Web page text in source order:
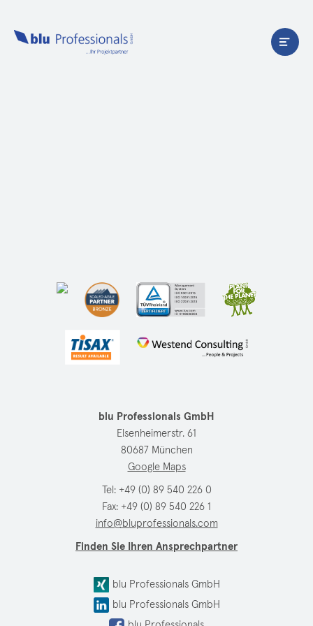
blu Professionals GmbH
Elsenheimerstr. 61
80687 München
Google Maps
Tel: +49 (0) 89 540 226 0
Fax: +49 (0) 89 540 226 1
info@bluprofessionals.com
Finden Sie Ihren Ansprechpartner
blu Professionals GmbH
blu Professionals GmbH